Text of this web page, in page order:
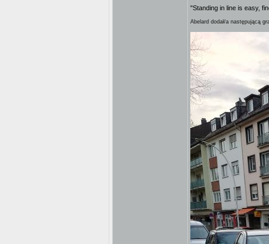
"Standing in line is easy,
Abelard dodał/a następującą